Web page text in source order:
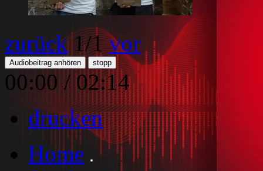
zurück 1/1vor
Audiobeitrag anhören stopp
00:00 /02:14
drucken
Home